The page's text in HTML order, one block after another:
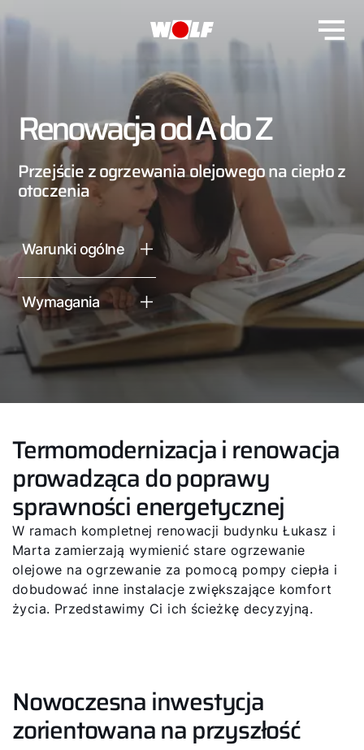
Renowacja od A do Z
Przejście z ogrzewania olejowego na ciepło z
otoczenia
Warunki ogólne
Wymagania
Termomodernizacja i renowacja
prowadząca do poprawy
sprawności energetycznej
W ramach kompletnej renowacji budynku Łukasz i
Marta zamierzają wymienić stare ogrzewanie
olejowe na ogrzewanie za pomocą pompy ciepła i
dobudować inne instalacje zwiększające komfort
życia. Przedstawimy Ci ich ścieżkę decyzyjną.
Nowoczesna inwestycja
zorientowana na przyszłość